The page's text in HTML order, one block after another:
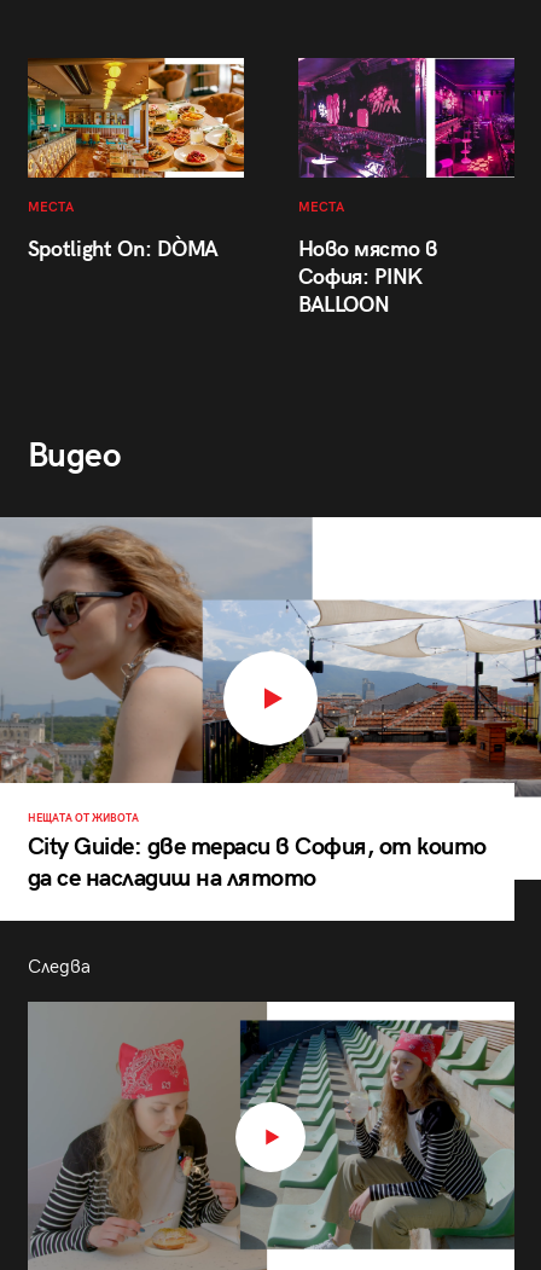
МЕСТА
Spotlight On: DÒMA
МЕСТА
Ново място в
София: PINK
BALLOON
Видео
НЕЩАТА ОТ ЖИВОТА
City Guide: две тераси в София, от които
да се насладиш на лятото
Следва